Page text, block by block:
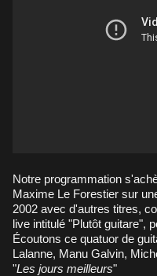
Notre programmation s'achève comme elle a commencé, avec
Maxime Le Forestier sur
2002 avec d'autres titres,
live intitulé "Plutôt guitare",
Écoutons ce quatuor de
Lalanne, Manu Galvin,
"Les jours meilleurs"